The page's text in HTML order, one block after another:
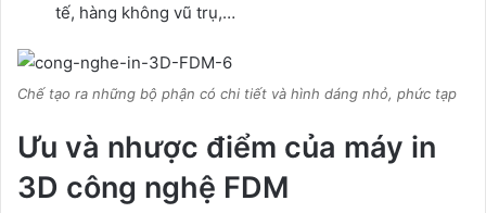
tế, hàng không vũ trụ,…
Chế tạo ra những bộ phận có chi tiết và hình dáng nhỏ, phức tạp
Ưu và nhược điểm của máy in
3D công nghệ FDM